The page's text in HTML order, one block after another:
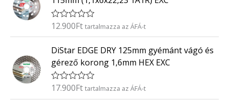
e
l
é
s
:
/
5
É
é
e
l
é
s
:
12.900Ft tartalmazza az ÁFÁ-t
DiStar EDGE DRY 125mm gyémánt vágó és
gérező korong 1,6mm HEX EXC
É17.900Ft tartalmazza az ÁFÁ-t